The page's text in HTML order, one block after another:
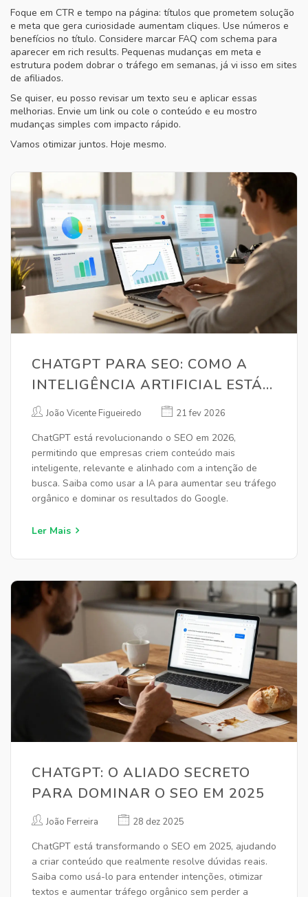
Foque em CTR e tempo na página: títulos que prometem solução
e meta que gera curiosidade aumentam cliques. Use números e
benefícios no título. Considere marcar FAQ com schema para
aparecer em rich results. Pequenas mudanças em meta e
estrutura podem dobrar o tráfego em semanas, já vi isso em sites
de afiliados.
Se quiser, eu posso revisar um texto seu e aplicar essas
melhorias. Envie um link ou cole o conteúdo e eu mostro
mudanças simples com impacto rápido.
Vamos otimizar juntos. Hoje mesmo.
CHATGPT PARA SEO: COMO A
INTELIGÊNCIA ARTIFICIAL ESTÁ
TRANSFORMANDO O
João Vicente Figueiredo 21 fev 2026
ChatGPT está revolucionando o SEO em 2026,
permitindo que empresas criem conteúdo mais
inteligente, relevante e alinhado com a intenção de
busca. Saiba como usar a IA para aumentar seu tráfego
orgânico e dominar os resultados do Google.
Ler Mais
CHATGPT: O ALIADO SECRETO
PARA DOMINAR O SEO EM 2025
João Ferreira 28 dez 2025
ChatGPT está transformando o SEO em 2025, ajudando
a criar conteúdo que realmente resolve dúvidas reais.
Saiba como usá-lo para entender intenções, otimizar
textos e aumentar tráfego orgânico sem perder a